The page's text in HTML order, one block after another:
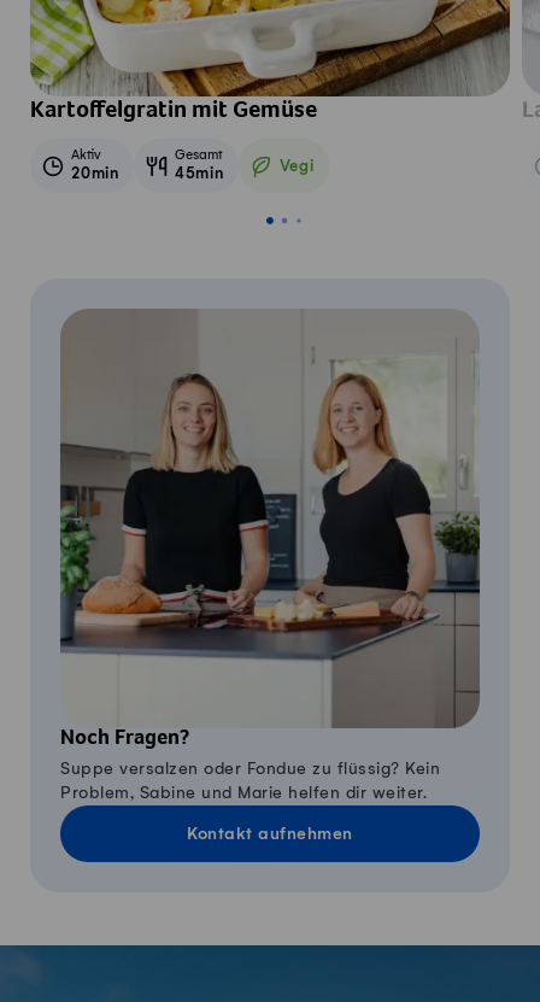
Kartoffelgratin mit Gemüse
Aktiv
20min
Gesamt
45min Vegi
Vegetarisch
Noch Fragen?
Suppe versalzen oder Fondue zu flüssig? Kein
Problem, Sabine und Marie helfen dir weiter.
Kontakt aufnehmen